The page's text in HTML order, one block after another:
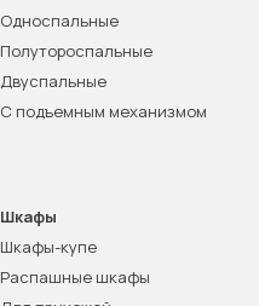
Односпальные
Полутороспальные
Двуспальные
С подъемным механизмом
Шкафы
Шкафы-купе
Распашные шкафы